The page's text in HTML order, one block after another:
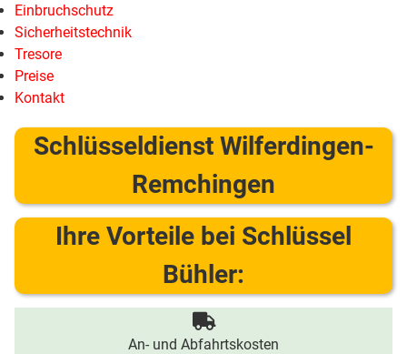
Einbruchschutz
Sicherheitstechnik
Tresore
Preise
Kontakt
Schlüsseldienst Wilferdingen-
Remchingen
Ihre Vorteile bei Schlüssel
Bühler:
An- und Abfahrtskosten